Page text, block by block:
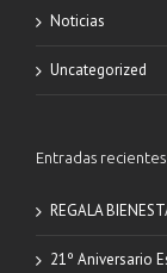
Noticias
Uncategorized
Entradas recientes
REGALA
21º Aniversario